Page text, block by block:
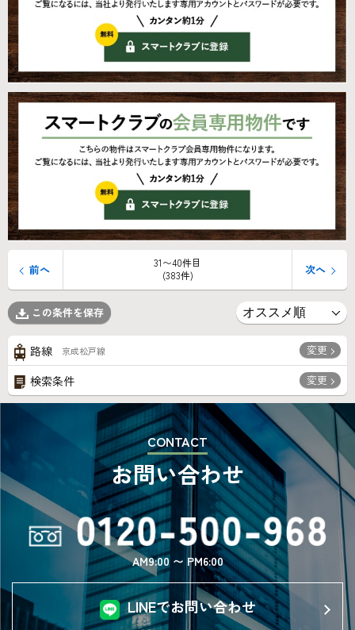
31〜40件目
(383件)
前へ 次へ
この条件を保存
路線 京成松戸線 変更
検索条件 変更
CONTACT
お問い合わせ
AM9:00 〜 PM6:00
LINEでお問い合わせ